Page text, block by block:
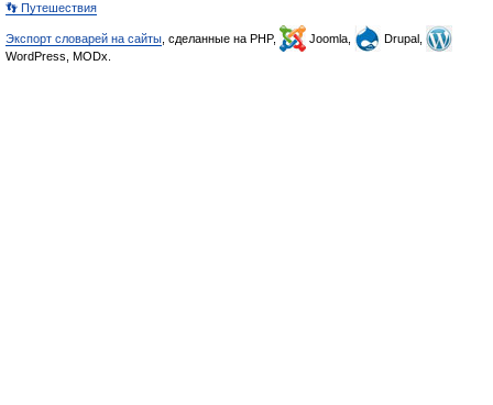
👣 Путешествия
Экспорт словарей на сайты , сделанные на PHP, Joomla,
Drupal,
WordPress, MODx.